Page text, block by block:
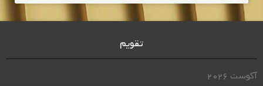
تقویم
آگوست 2026